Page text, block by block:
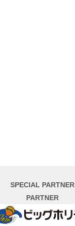
SPECIAL PARTNER
PARTNER